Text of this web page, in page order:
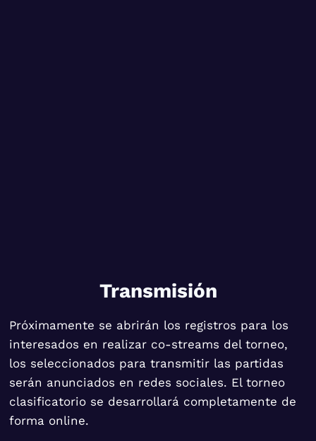
Transmisión
Próximamente se abrirán los registros para los
interesados en realizar co-streams del torneo,
los seleccionados para transmitir las partidas
serán anunciados en redes sociales. El torneo
clasificatorio se desarrollará completamente de
forma online.